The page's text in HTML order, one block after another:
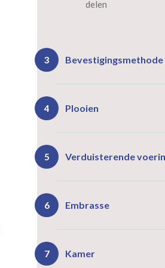
delen
3 Bevestigingsmethode
Rails
4 Plooien
Enkele plooi
5 Verduisterende
Gevoerde gordijnen
isoleert kou, warmte en
6 Embrasse
7 Kamer